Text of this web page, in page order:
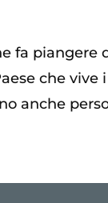
fa piangere
che
anche